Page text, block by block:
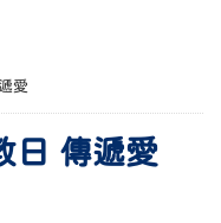
愛
日 傳遞愛